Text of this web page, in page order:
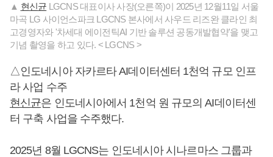
▲ 현신균 LGCNS 대표이사 사장(오른쪽)이 2025년 12월11일 서울
마곡 LG 사이언스파크 LGCNS 본사에서 사우드 리즈완 클라인 최
고경영자와 '차세대 에이전틱AI 기반 솔루션 공동개발협약'을 맺고
기념 촬영을 하고 있다. < LGCNS >
△인도네시아 자카르타 AI데이터센터 1천억 규모 인프
라 사업 수주
현신균은 인도네시아에서 1천억 원 규모의 AI데이터센
터 구축 사업을 수주했다.
2025년 8월 LGCNS는 인도네시아 시나르마스 그룹과